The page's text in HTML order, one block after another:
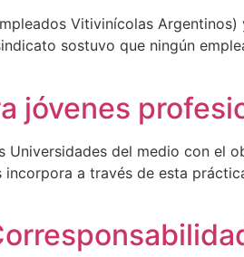
Vitivinícolas Argentinos)
sostuvo que ningún
jóvenes
Universidades del medio con el
a través de esta